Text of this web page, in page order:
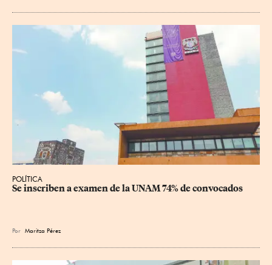
POLÍTICA
Se inscriben a examen de la UNAM 74% de convocados
Por Maritza Pérez